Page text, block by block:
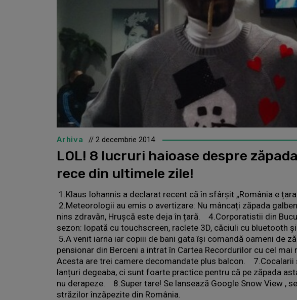
Arhiva // 2 decembrie 2014
LOL! 8 lucruri haioase despre
rece din ultimele zile!
1.Klaus Iohannis a declarat recent că în sfârșit „România e
2.Meteorologii au emis o avertizare: Nu mâncați zăpada
nins zdravăn, Hrușcă este deja în țară. 4.Corporatistii din
sezon: lopată cu touchscreen, raclete 3D, căciuli cu bluetooth
5.A venit iarna iar copiii de bani gata își comandă oameni de
pensionar din Berceni a intrat în Cartea Recordurilor cu cel mai
Acesta are trei camere decomandate plus balcon. 7.Cocalarii
lanțuri degeaba, ci sunt foarte practice pentru că pe zăpada
nu derapeze. 8.Super tare! Se lansează Google Snow View ,
străzilor înzăpezite din România.